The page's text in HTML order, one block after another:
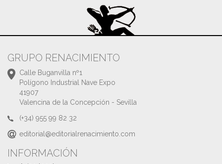
GRUPO RENACIMIENTO
Calle Buganvilla nº1
Polígono Industrial Nave Expo
41907
Valencina de la Concepción - Sevilla
(+34) 955 99 82 32
editorial@editorialrenacimiento.com
INFORMACIÓN